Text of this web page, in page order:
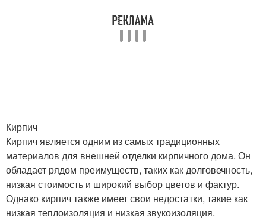
Кирпич
Кирпич является одним из самых традиционных
материалов для внешней отделки кирпичного дома. Он
обладает рядом преимуществ, таких как долговечность,
низкая стоимость и широкий выбор цветов и фактур.
Однако кирпич также имеет свои недостатки, такие как
низкая теплоизоляция и низкая звукоизоляция.